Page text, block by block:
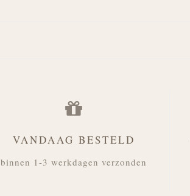
VANDAAG BESTELD
binnen 1-3 werkdagen verzonden